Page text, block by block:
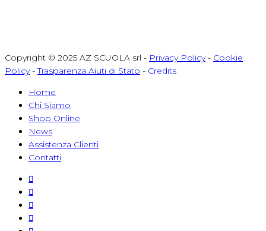
Copyright © 2025 AZ SCUOLA srl - Privacy Policy- Cookie
Policy-Trasparenza Aiuti di Stato - Credits
Home
Chi Siamo
Shop Online
News
Assistenza Clienti
Contatti